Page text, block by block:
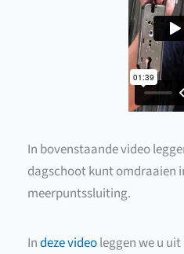
In bovenstaande video
dagschoot kunt omdraaien
meerpuntssluiting.
Indeze videoleggen we u